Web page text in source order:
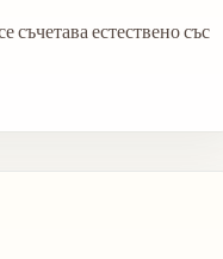
съчетава естествено със